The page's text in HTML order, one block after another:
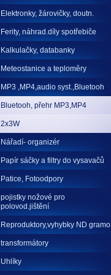
Elektronky, žárovičky, doutn.
Ferity, náhrad.díly spotřebiče
Kalkulačky, databanky
Meteostanice a teploměry
MP3 ,MP4,audio syst.,Bluetooh
Bluetooh, přehr MP3,MP4
2x3W
Nářadí- organizér
Papír sáčky a filtry do vysavačů
Patice, Fotoodpory
pojistky nožové pro
polovod.jištění
Reproduktory,vyhybky ND gramo
transformátory
Uhlíky